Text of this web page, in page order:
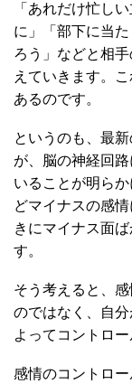
「あれだけ忙し
に」「部下に当
ろう」などと相
えていきます。
あるのです。
というのも、最
が、脳の神経回
いることが明ら
どマイナスの感
きにマイナス面
す。
そう考えると、
のではなく、自
よってコントロ
感情のコントロ